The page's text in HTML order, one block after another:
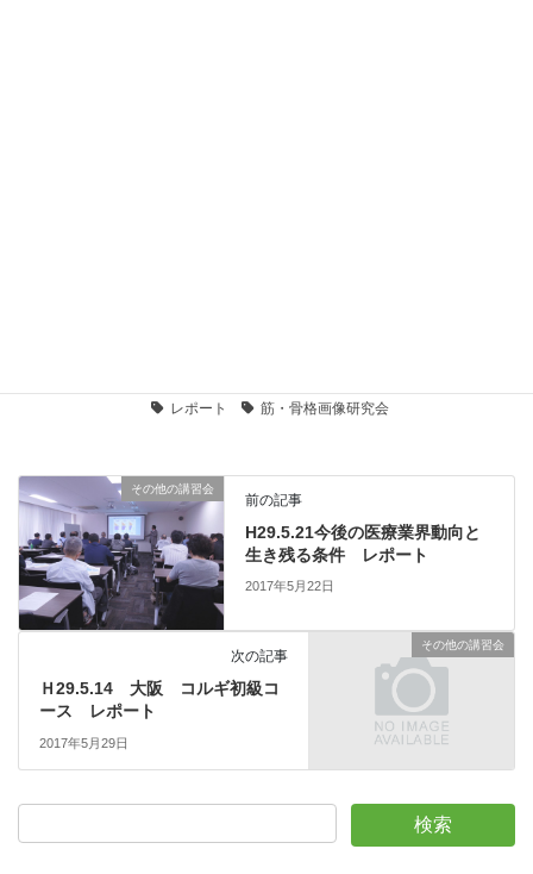
レポート
筋・骨格画像研究会
その他の講習会
前の記事
H29.5.21今後の医療業界動向と
生き残る条件 レポート
2017年5月22日
その他の講習会
次の記事
Ｈ29.5.14 大阪 コルギ初級コ
ース レポート
2017年5月29日